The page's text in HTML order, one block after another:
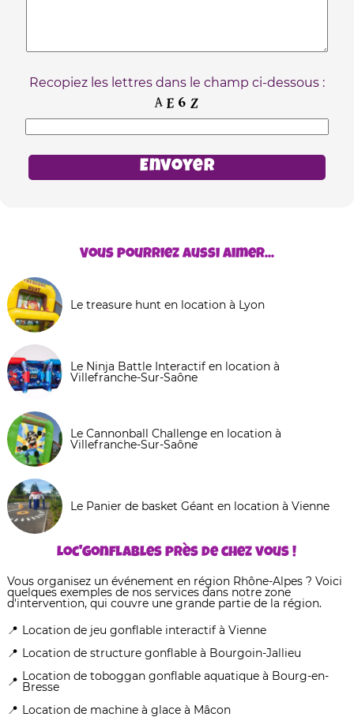
Recopiez les lettres dans le champ ci-dessous :
Vous pourriez aussi aimer...
Le treasure hunt en location à Lyon
Le Ninja Battle Interactif en location à
Villefranche-Sur-Saône
Le Cannonball Challenge en location à
Villefranche-Sur-Saône
Le Panier de basket Géant en location à Vienne
Loc'Gonflables près de chez vous !
Vous organisez un événement en région Rhône-Alpes ? Voici
quelques exemples de nos services dans notre zone
d'intervention, qui couvre une grande partie de la région.
Location de jeu gonflable interactif à Vienne
Location de structure gonflable à Bourgoin-Jallieu
Location de toboggan gonflable aquatique à Bourg-en-
Bresse
Location de machine à glace à Mâcon